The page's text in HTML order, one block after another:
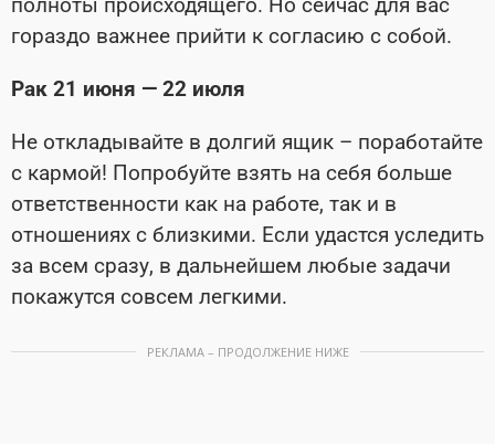
гораздо важнее прий­ти к согласию с собой.
Рак 21 июня — 22 июля
Не откладывайте в долгий ящик – пора­ботайте
с кармой! Попробуйте взять на себя больше
ответственности как на работе, так и в
отношениях с близ­кими. Если удастся уследить
за всем сразу, в дальнейшем любые задачи
покажутся совсем легкими.
РЕКЛАМА – ПРОДОЛЖЕНИЕ НИЖЕ